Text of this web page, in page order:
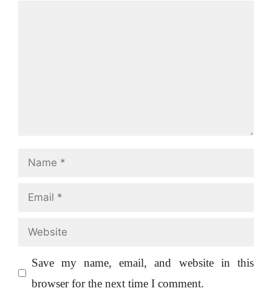
Name
Email
Website
Save my name, email, and website in this
browser for the next time I comment.